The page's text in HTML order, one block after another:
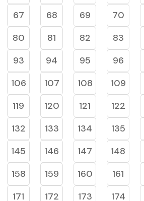
67 68 69 70
80 81 82 83
93 94 95 96
106 107 108 109
119 120 121 122
132 133 134 135
145 146 147 148
158 159 160 161
171 172 173 174